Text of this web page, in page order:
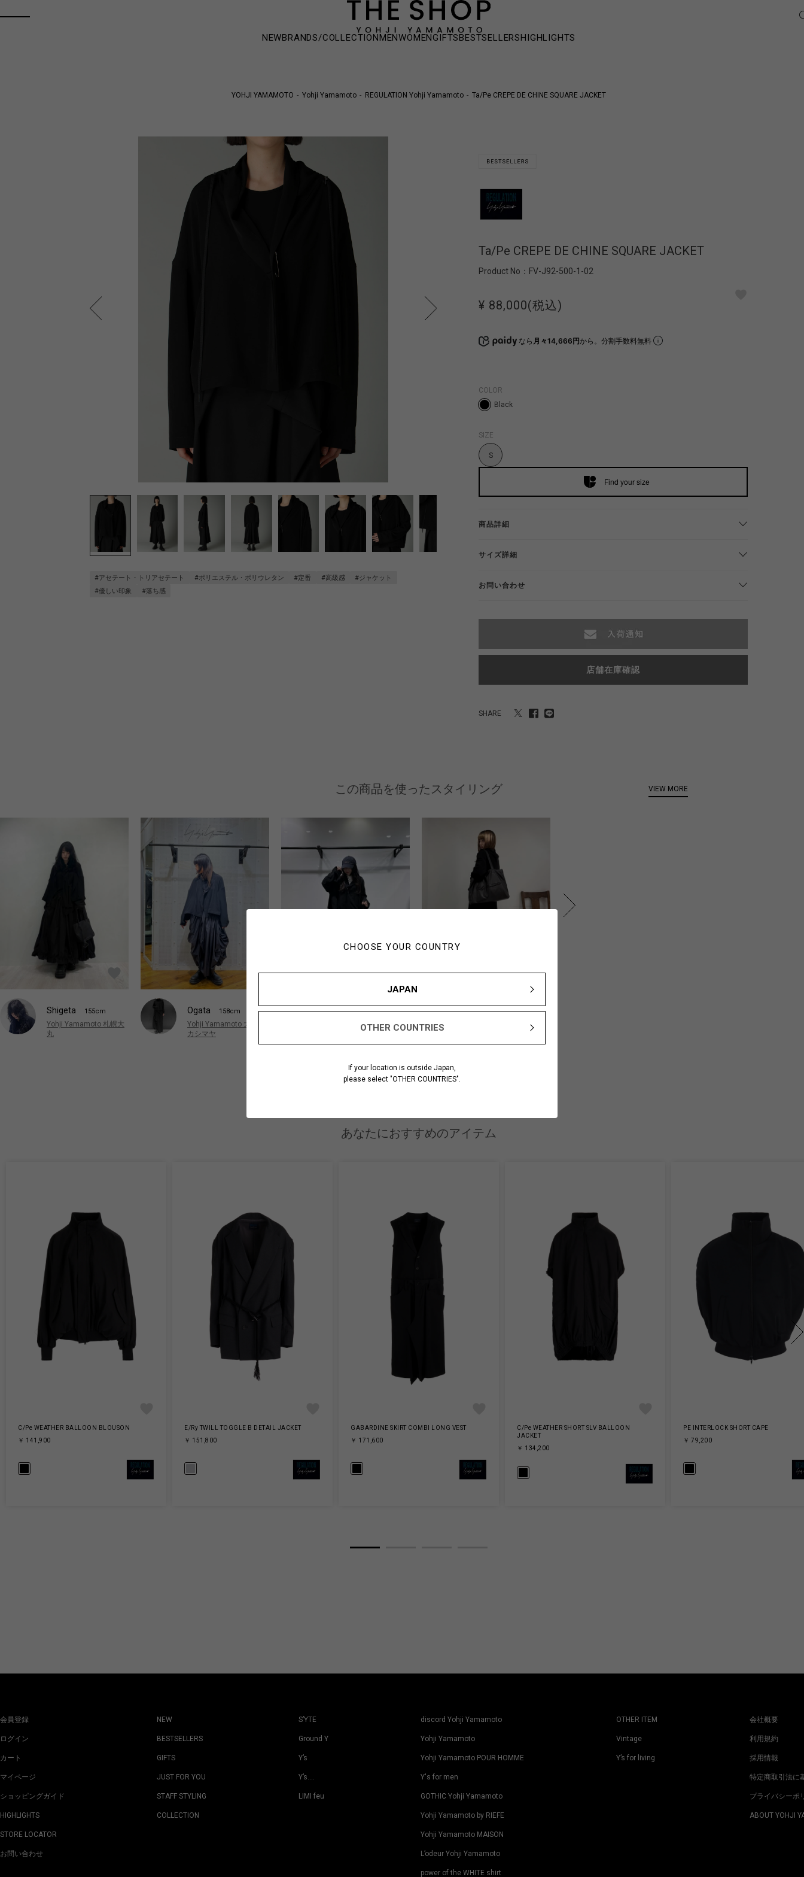
CHOOSE YOUR COUNTRY
JAPAN
OTHER COUNTRIES
If your location is outside Japan,
please select "OTHER COUNTRIES".
NEWBRANDS/COLLECTIONMENWOMENGIFTSBESTSELLERSHIGHLIGHTS
YOHJI YAMAMOTO Yohji Yamamoto REGULATION Yohji Yamamoto Ta/Pe CREPE DE CHINE SQUARE JACKET
#アセテート・トリアセテート #ポリエステル・ポリウレタン #定番 #高級感
#ジャケット
#優しい印象
#落ち感
Ta/Pe CREPE DE CHINE SQUARE JACKET
Product No： FV-J92-500-1-02
¥ 88,000(税込)
なら 月々14,666円から。分割手数料無料
COLOR
Black
SIZE
S
Find your size
商品詳細
サイズ詳細
お問い合わせ
店舗在庫確認
SHARE
この商品を使ったスタイリング
Shigeta 155cm
Yohji Yamamoto 札幌大
丸
Ogata 158cm
Yohji Yamamoto 大阪タ
カシマヤ
Yamamoto 150cm
Yohji Yamamoto 松屋銀
R 163cm
Yohji Yamamoto 西武百
VIEW MORE
あなたにおすすめのアイテム
C/Pe WEATHER BALLOON BLOUSON
￥ 141,900
E/Ry TWILL TOGGLE B DETAIL JACKET
￥ 151,800
GABARDINE SKIRT COMBI LONG VEST
￥ 171,600
C/Pe WEATHER SHORT SLV BALLOON
JACKET
￥ 134,200
PE INTERLOCK SHORT CAPE
￥ 79,200
会員登録
ログイン
カート
マイページ
ショッピングガイド
HIGHLIGHTS
STORE LOCATOR
お問い合わせ
NEW
BESTSELLERS
GIFTS
JUST FOR YOU
STAFF STYLING
COLLECTION
S’YTE
Ground Y
Y’s
Y’s….
LIMI feu
discord Yohji Yamamoto
Yohji Yamamoto
Yohji Yamamoto POUR HOMME
Y's for men
GOTHIC Yohji Yamamoto
Yohji Yamamoto by RIEFE
Yohji Yamamoto MAISON
L’odeur Yohji Yamamoto
power of the WHITE shirt
OTHER ITEM
Vintage
Y’s for living
会社概要
利用規約
採用情報
特定商取引法に
プライバシーポ
ABOUT YOHJI